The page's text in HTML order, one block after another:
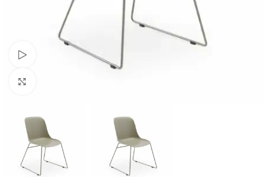
Schau Video